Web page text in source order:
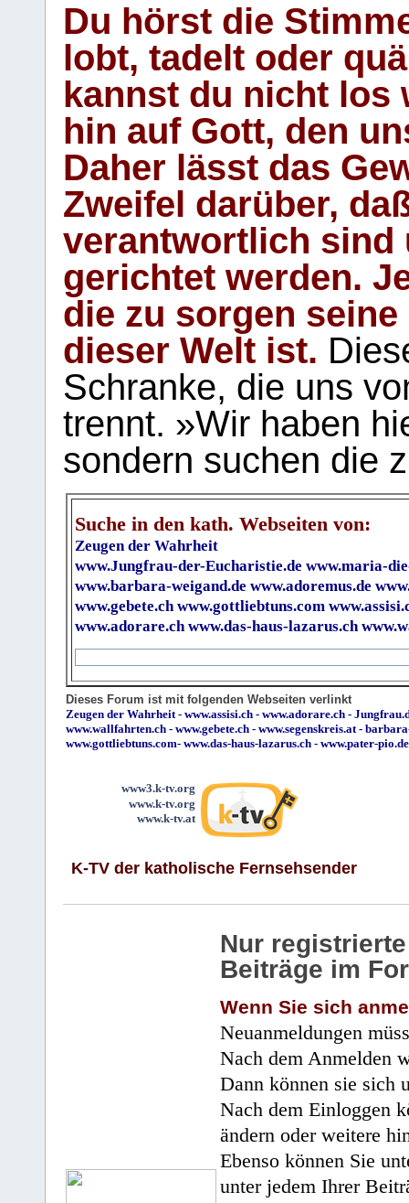
Du hörst die
lobt, tadelt oder
kannst du nicht los
hin auf Gott, den
Daher lässt das
Zweifel darüber,
verantwortlich sind
gerichtet werden.
die zu sorgen
dieser Welt ist.
Schranke, die uns
trennt. »Wir haben
sondern suchen die
Suche in den kath. Webseiten von:
Zeugen der Wahrheit
www.Jungfrau-der-Eucharistie.de www.maria-
www.barbara-weigand.de www.adoremus.de
www.gebete.ch www.gottliebtuns.com
www.adorare.ch www.das-haus-lazarus.ch
Dieses Forum ist mit folgenden Webseiten verlinkt
Zeugen der Wahrheit - www.assisi.ch - www.adorare.ch -
www.wallfahrten.ch - www.gebete.ch - www.segenskreis.at -
www.gottliebtuns.com- www.das-haus-lazarus.ch - www.pater-pio.de
www3.k-tv.org
www.k-tv.org
www.k-tv.at
K-TV der katholische Fernsehsender
Nur
Beiträge im
Wenn Sie sich
Neuanmeldungen
Nach dem Anmelden
Dann können sie sich
Nach dem Einloggen
ändern oder weitere
Ebenso können Sie
unter jedem Ihrer